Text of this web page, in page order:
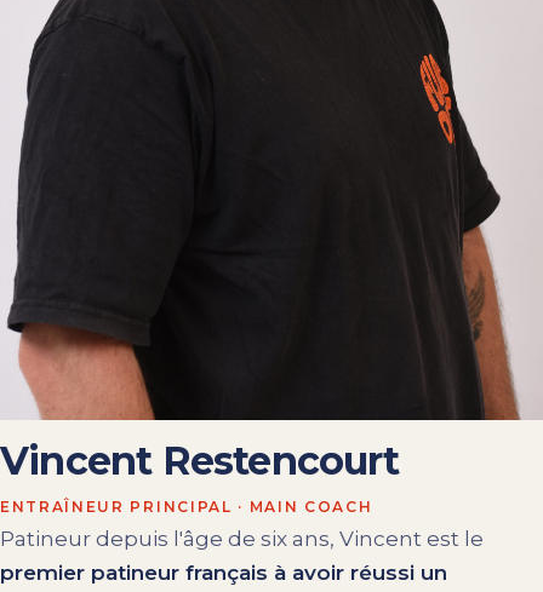
Vincent Restencourt
ENTRAÎNEUR PRINCIPAL · MAIN COACH
Patineur depuis l'âge de six ans, Vincent est le
premier patineur français à avoir réussi un